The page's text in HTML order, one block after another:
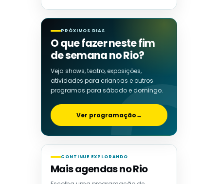
PRÓXIMOS DIAS
O que fazer neste fim
de semana no Rio?
Veja shows, teatro, exposições,
atividades para crianças e outros
programas para sábado e domingo.
Ver programação→
CONTINUE EXPLORANDO
Mais agendas no Rio